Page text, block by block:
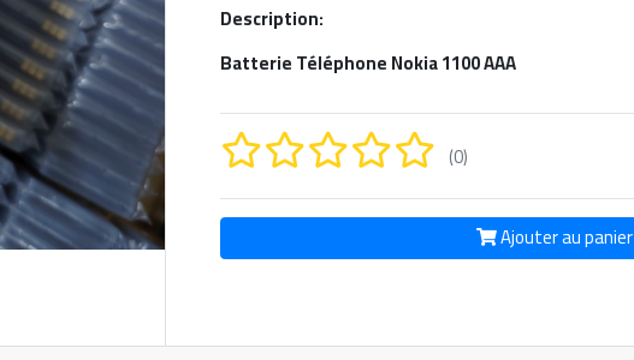
Description:
Batterie Téléphone Nokia 1100 AAA
(0)
Ajouter au panier